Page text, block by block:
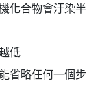
化合物會汙染半
低
省略任何一個步